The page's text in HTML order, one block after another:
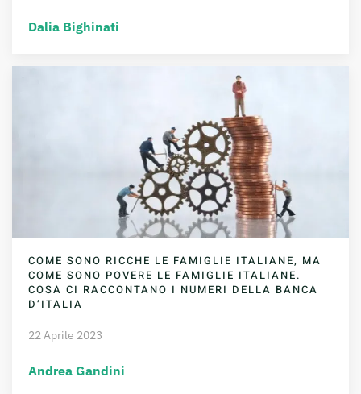
Dalia Bighinati
COME SONO RICCHE LE FAMIGLIE ITALIANE, MA
COME SONO POVERE LE FAMIGLIE ITALIANE.
COSA CI RACCONTANO I NUMERI DELLA BANCA
D’ITALIA
22 Aprile 2023
Andrea Gandini